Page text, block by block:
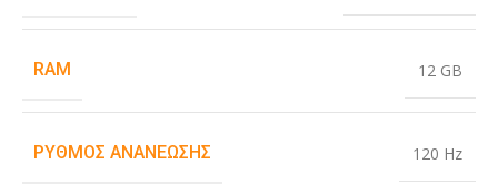
RAM 12 GB
ΡΥΘΜΌΣ ΑΝΑΝΈΩΣΗΣ 120 Hz